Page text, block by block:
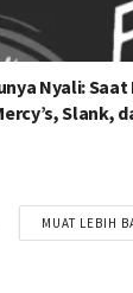
Nyali:
Slank,
MUAT LEBIH